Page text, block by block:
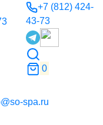
+7 (812) 424-
43-73
0
spa.ru